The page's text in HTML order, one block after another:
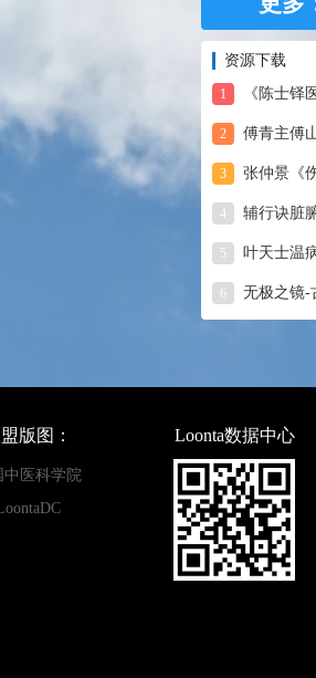
资源下载
1 《陈士铎
2 傅青主傅
3 张仲景《
4 辅行诀脏
5 叶天士温
6 无极之镜-
版图：
中医科学院
Loonta数据中心